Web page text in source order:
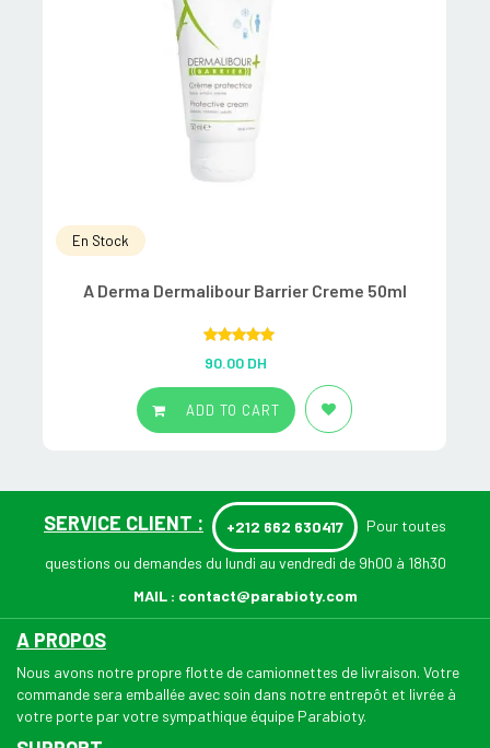
En Stock
A Derma Dermalibour Barrier Creme 50ml
out of 5
90.00 DH
ADD TO CART
SERVICE CLIENT : +212 662 630417 Pour toutes
questions ou demandes du lundi au vendredi de 9h00 à 18h30
MAIL : contact@parabioty.com
A PROPOS
Nous avons notre propre flotte de camionnettes de livraison. Votre
commande sera emballée avec soin dans notre entrepôt et livrée à
votre porte par votre sympathique équipe Parabioty.